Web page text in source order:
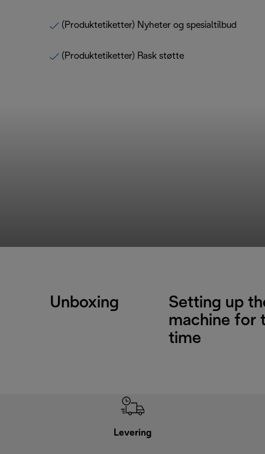
(Produktetiketter) Nyheter og spesialtilbud
(Produktetiketter) Rask støtte
Unboxing
Setting up
machine for
time
Levering